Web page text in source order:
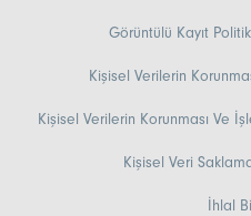
Görüntülü Kayıt
Kişisel Verilerin
Kişisel Verilerin Korunması Ve
Kişisel Veri
İhlal